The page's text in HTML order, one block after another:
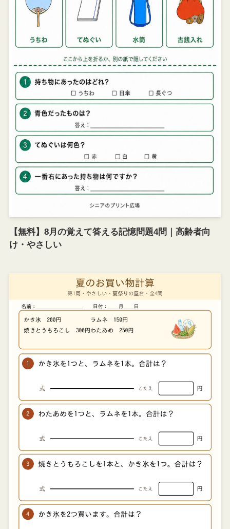
【無料】8月の覚えて答える記憶問題4問｜高齢者向
け・やさしい